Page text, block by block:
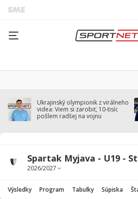
Ukrajinský olympionik z virálneho
videa: Viem si zarobiť, 10-tisíc
pošlem radšej na vojnu
Spartak Myjava - U19 -
Výsledky Program Tabuľky Súpiska